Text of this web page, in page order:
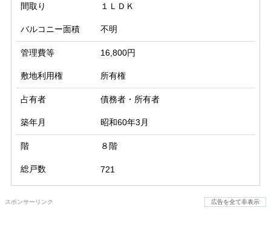
間取り １ＬＤＫ
バルコニー面積 不明
管理費等 16,800円
敷地利用権 所有権
占有者 債務者・所有者
築年月 昭和60年3月
階 ８階
総戸数 721
スポンサーリンク 広告を全て非表示